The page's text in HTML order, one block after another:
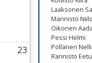
Thursday
August 2026 Thursday
23
Laaksonen
Männistö Niilo
Oikonen Aada
Pessi Helmi
Pöllänen Nelli
Rannisto Eetu